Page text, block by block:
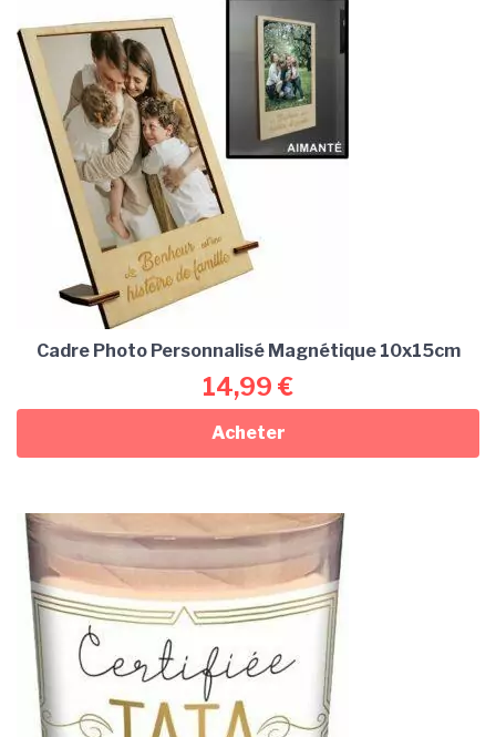
Cadre Photo Personnalisé Magnétique 10x15cm
14,99 €
Acheter